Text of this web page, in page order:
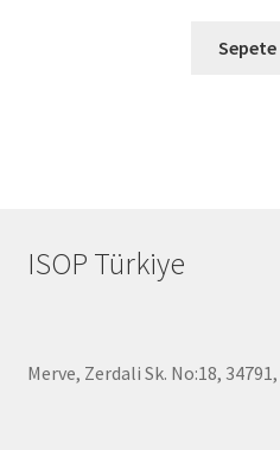
Sepete
ISOP Türkiye
Merve, Zerdali Sk. No:18,